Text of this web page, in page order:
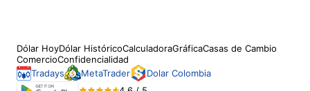
Dólar HoyDólar HistóricoCalculadoraGráficaCasas de Cambio
ComercioConfidencialidad
Tradays
MetaTrader
Dolar Colombia